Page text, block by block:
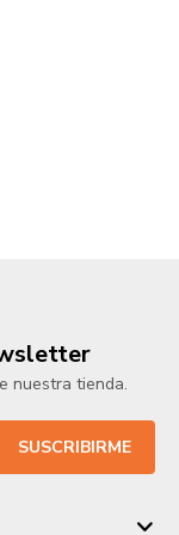
nuestra tienda.
SUSCRIBIRME